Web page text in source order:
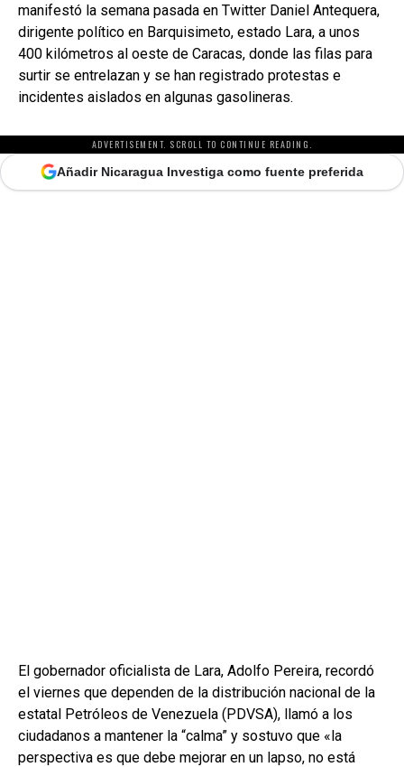
manifestó la semana pasada en Twitter Daniel Antequera,
dirigente político en Barquisimeto, estado Lara, a unos
400 kilómetros al oeste de Caracas, donde las filas para
surtir se entrelazan y se han registrado protestas e
incidentes aislados en algunas gasolineras.
ADVERTISEMENT. SCROLL TO CONTINUE READING.
Añadir Nicaragua Investiga como fuente preferida
El gobernador oficialista de Lara, Adolfo Pereira, recordó
el viernes que dependen de la distribución nacional de la
estatal Petróleos de Venezuela (PDVSA), llamó a los
ciudadanos a mantener la “calma” y sostuvo que «la
perspectiva es que debe mejorar en un lapso, no está